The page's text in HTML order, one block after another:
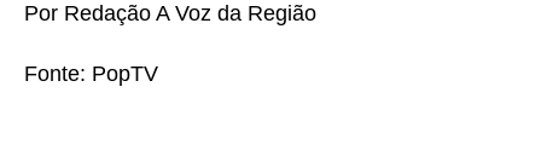
Por Redação A Voz da Região
Fonte: PopTV